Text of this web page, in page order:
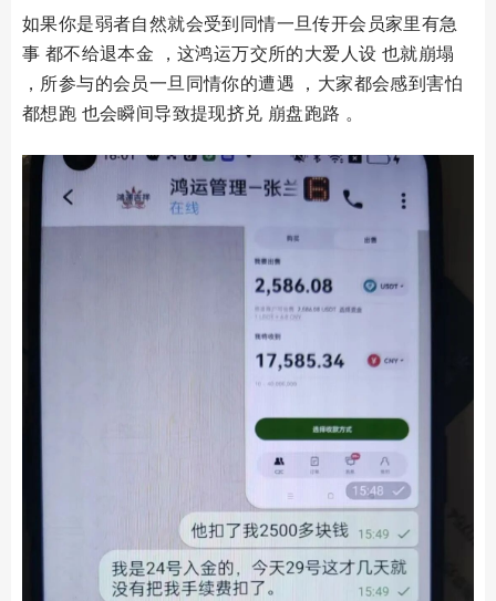
如果你是弱者自然就会受到同情一旦传开会员家里有急
事 都不给退本金 ，这鸿运万交所的大爱人设 也就崩塌
，所参与的会员一旦同情你的遭遇 ，大家都会感到害怕
都想跑 也会瞬间导致提现挤兑 崩盘跑路 。